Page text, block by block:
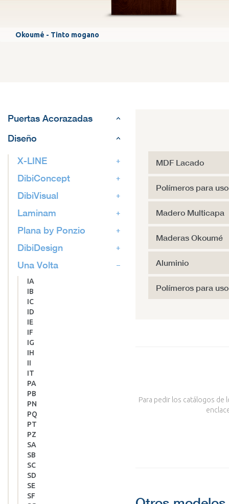
Okoumé - Tinto mogano
Puertas Acorazadas
Diseño
X-LINE
DibiConcept
DibiVisual
Laminam
Plana by Ponzio
DibiDesign
Una Volta
IA
IB
IC
ID
IE
IF
IG
IH
II
IT
PA
PB
PN
PQ
PT
PZ
SA
SB
SC
SD
SE
SF
MDF Lacado
Polímeros para
Madero Multicapa
Maderas Okoumé
Aluminio
Polímeros para
Para pedir los catálogos de